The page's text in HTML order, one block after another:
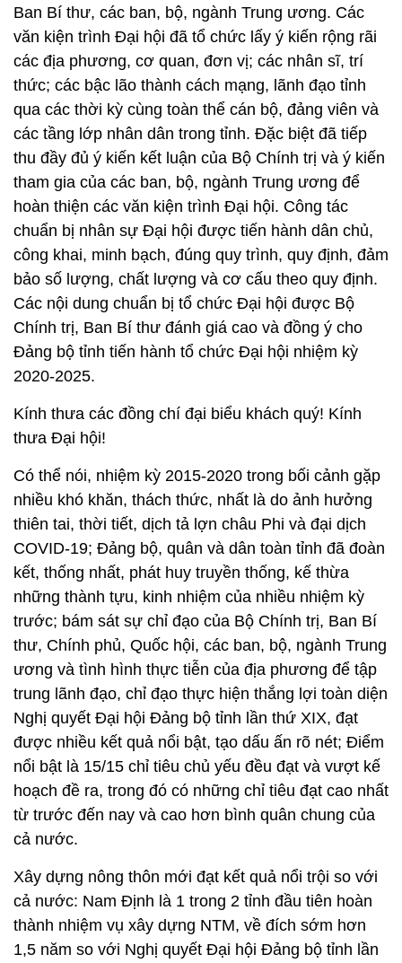
theo kế hoạch đề ra. Kết quả đại hội Đảng bộ các
cấp là tiền đề quan trọng, góp phần cho việc chuẩn
bị và tổ chức thành công đại hội Đảng bộ tỉnh lần
thứ XX, nhiệm kỳ 2020-2025.
Trong quá trình chuẩn bị Đại hội; Ban Chấp hành
Đảng bộ tỉnh Nam Định đã nhận được sự quan tâm
lãnh đạo, chỉ đạo sâu sát, kịp thời của Bộ Chính trị,
Ban Bí thư, các ban, bộ, ngành Trung ương. Các
văn kiện trình Đại hội đã tổ chức lấy ý kiến rộng rãi
các địa phương, cơ quan, đơn vị; các nhân sĩ, trí
thức; các bậc lão thành cách mạng, lãnh đạo tỉnh
qua các thời kỳ cùng toàn thể cán bộ, đảng viên và
các tầng lớp nhân dân trong tỉnh. Đặc biệt đã tiếp
thu đầy đủ ý kiến kết luận của Bộ Chính trị và ý kiến
tham gia của các ban, bộ, ngành Trung ương để
chuẩn bị nhân sự Đại hội được tiến hành dân chủ,
công khai, minh bạch, đúng quy trình, quy định, đảm
bảo số lượng, chất lượng và cơ cấu theo quy định.
Các nội dung chuẩn bị tổ chức Đại hội được Bộ
Chính trị, Ban Bí thư đánh giá cao và đồng ý cho
Đảng bộ tỉnh tiến hành tổ chức Đại hội nhiệm kỳ
2020-2025.
Kính thưa các đồng chí đại biểu khách quý! Kính
thưa Đại hội!
Có thể nói, nhiệm kỳ 2015-2020 trong bối cảnh gặp
nhiều khó khăn, thách thức, nhất là do ảnh hưởng
thiên tai, thời tiết, dịch tả lợn châu Phi và đại dịch
COVID-19; Đảng bộ, quân và dân toàn tỉnh đã đoàn
kết, thống nhất, phát huy truyền thống, kế thừa
những thành tựu, kinh nhiệm của nhiều nhiệm kỳ
trước; bám sát sự chỉ đạo của Bộ Chính trị, Ban Bí
thư, Chính phủ, Quốc hội, các ban, bộ, ngành Trung
trung lãnh đạo, chỉ đạo thực hiện thắng lợi toàn diện
Nghị quyết Đại hội Đảng bộ tỉnh lần thứ XIX, đạt
được nhiều kết quả nổi bật, tạo dấu ấn rõ nét; Điểm
nổi bật là 15/15 chỉ tiêu chủ yếu đều đạt và vượt kế